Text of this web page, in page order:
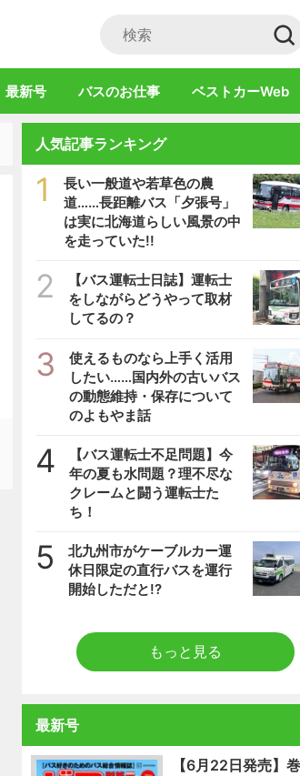
最新号 バスのお仕事 ベストカーWeb
人気記事ランキング
1
長い一般道や若草色の農
道……長距離バス「夕張号」
は実に北海道らしい風景の中
を走っていた!!
2
【バス運転士日誌】運転士
をしながらどうやって取材
してるの？
3
使えるものなら上手く活用
したい……国内外の古いバス
の動態維持・保存について
のよもやま話
4
【バス運転士不足問題】今
年の夏も水問題？理不尽な
クレームと闘う運転士た
ち！
5
北九州市がケーブルカー運
休日限定の直行バスを運行
開始しただと!?
もっと見る
最新号
【6月22日発売】